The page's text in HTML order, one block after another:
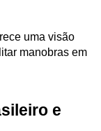
uma visão
manobras em
e